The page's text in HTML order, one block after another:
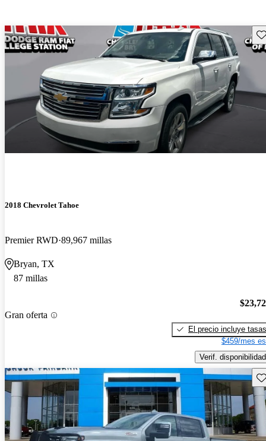
2018 Chevrolet Tahoe
Premier RWD 89,967 millas
Bryan, TX
87 millas
Gran oferta
El precio incluye tasas
$459/mes
Verif. disponibilidad